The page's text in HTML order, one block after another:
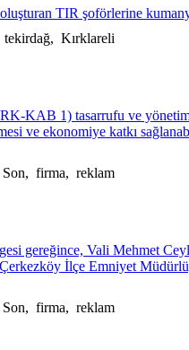
TIR şoförlerine
Kırklareli
KAB 1) tasarrufu ve
ve ekonomiye katkı
firma, reklam
gereğince, Vali Mehmet
Çerkezköy İlçe Emniyet
firma, reklam